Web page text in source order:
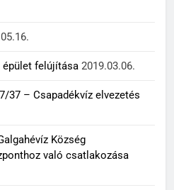
felújítása 2019.03.06.
37 – Csapadékvíz elvezetés
Község
való csatlakozása